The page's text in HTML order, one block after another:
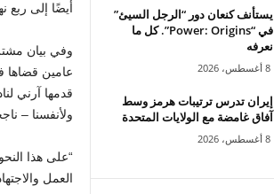
أيضًا إلى ربع
وفي بيان
عامين قضاها
قدمها آرني
ولأنفسنا –
“على هذا
العمل
يستأنف كنعان دور “الرجل السيئ”
في “Power: Origins”. كل ما
نعرفه
8 أغسطس، 2026
إيران تدرس ترتيبات هرمز وسط
آفاق غامضة مع الولايات المتحدة
8 أغسطس، 2026